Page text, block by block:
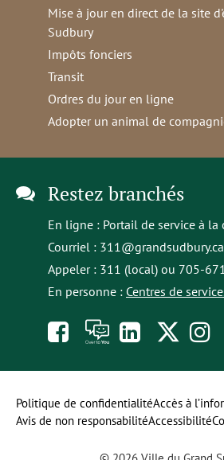
Mise à jour en direct de la site
Sudbury
Impôts fonciers
Transit
Ordres du jour en ligne
Adopter un animal de
Restez branchés
En ligne : Portail de service à
Courriel : 311@grandsudbury.ca
Appeler : 311 (local) ou 705-
En personne : Centres de
Like
us
on
Facebook
À
toi
la
opens
in
a
us
on
Politique de confidentialitéAccès à
Avis de non responsabilitéAccessibilité